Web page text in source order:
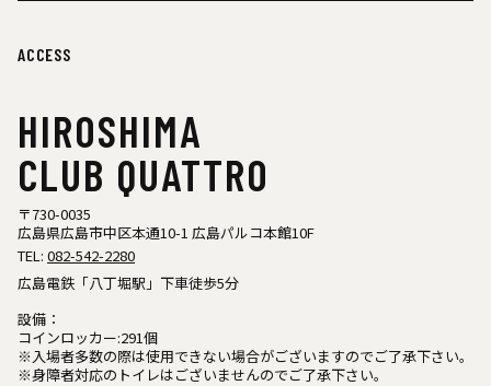
ACCESS
HIROSHIMA
CLUB QUATTRO
〒730-0035
広島県広島市中区本通10-1 広島パルコ本館10F
TEL: 082-542-2280
広島電鉄「八丁堀駅」下車徒歩5分
設備：
コインロッカー:291個
※入場者多数の際は使用できない場合がございますのでご了承下さい。
※身障者対応のトイレはございませんのでご了承下さい。